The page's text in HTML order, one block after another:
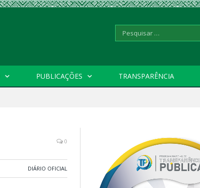
Pesquisar
PUBLICAÇÕES TRANSPARÊNCIA
0
DIÁRIO OFICIAL